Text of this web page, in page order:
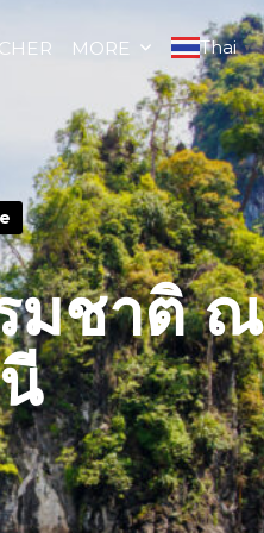
MORE Thai ▼
มชาติ ณ